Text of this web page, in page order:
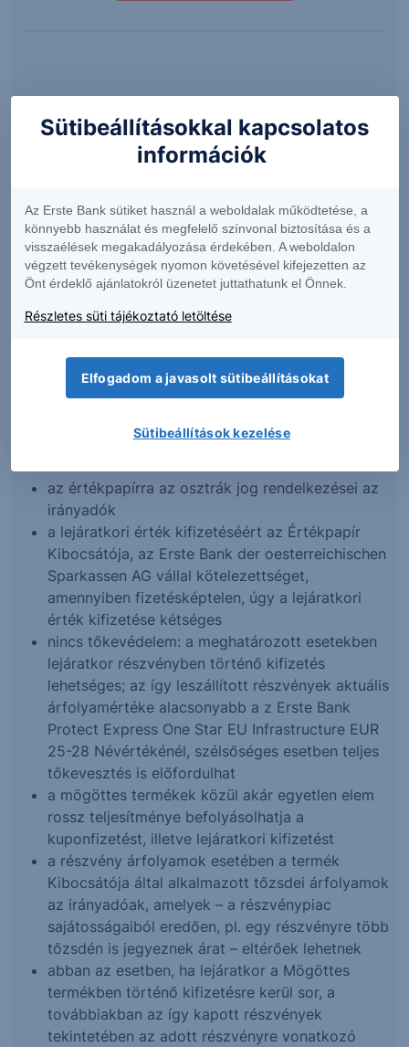
Másodlagos piac
Lejárat előtti értékesítésre korlátozottan van
kötelezettséget. Ebből következően előfordulhat,
hogy Ön nem tudja vagy nem a szándékai szerint
tudja majd a futamidő alatt értékesíteni ezen
értékpapírjait.
Lejárat előtti visszaváltás esetén visszaváltási díj
esetén a díjakat a megbízott befektetési szolgáltató
az értékpapírra az osztrák jog rendelkezései az
irányadók
a lejáratkori érték kifizetéséért az Értékpapír
Kibocsátója, az Erste Bank der oesterreichischen
Sparkassen AG vállal kötelezettséget,
amennyiben fizetésképtelen, úgy a lejáratkori
érték kifizetése kétséges
nincs tőkevédelem: a meghatározott esetekben
lejáratkor részvényben történő kifizetés
lehetséges; az így leszállított részvények aktuális
árfolyamértéke alacsonyabb a z Erste Bank
Protect Express One Star EU Infrastructure EUR
25-28 Névértékénél, szélsőséges esetben teljes
tőkevesztés is előfordulhat
a mögöttes termékek közül akár egyetlen elem
rossz teljesítménye befolyásolhatja a
kuponfizetést, illetve lejáratkori kifizetést
a részvény árfolyamok esetében a termék
Kibocsátója által alkalmazott tőzsdei árfolyamok
az irányadóak, amelyek – a részvénypiac
sajátosságaiból eredően, pl. egy részvényre több
tőzsdén is jegyeznek árat – eltérőek lehetnek
abban az esetben, ha lejáratkor a Mögöttes
termékben történő kifizetésre kerül sor, a
továbbiakban az így kapott részvények
tekintetében az adott részvényre vonatkozó
Sütibeállításokkal kapcsolatos
információk
Az Erste Bank sütiket használ a weboldalak működtetése, a
könnyebb használat és megfelelő színvonal biztosítása és a
visszaélések megakadályozása érdekében. A weboldalon
végzett tevékenységek nyomon követésével kifejezetten az
Önt érdeklő ajánlatokról üzenetet juttathatunk el Önnek.
Részletes süti tájékoztató letöltése
Elfogadom a javasolt sütibeállításokat
Sütibeállítások kezelése